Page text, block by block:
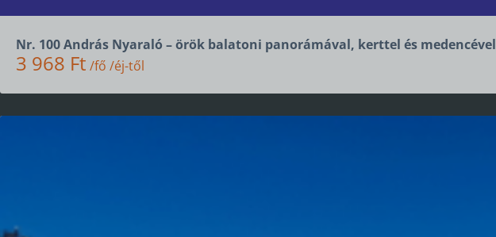
Nr. 100 András Nyaraló – örök balatoni panorámával, kerttel és medencével
3 968 Ft /fő /éj-től